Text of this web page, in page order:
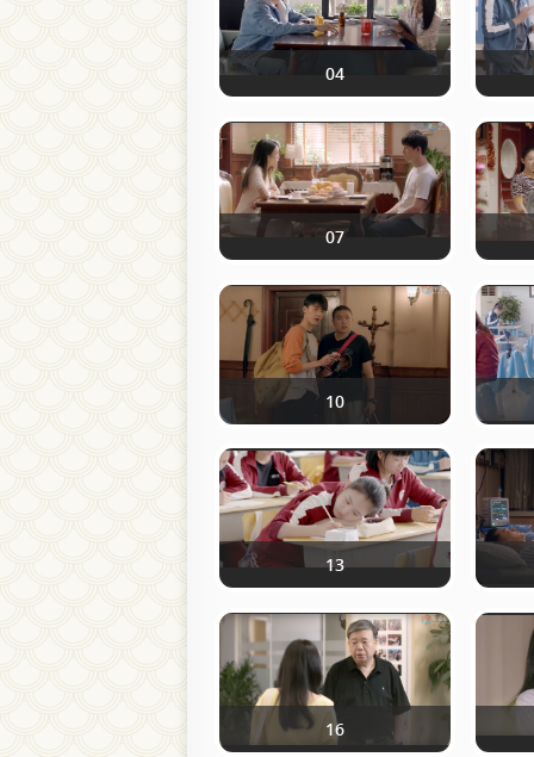
04
07
10
13
16